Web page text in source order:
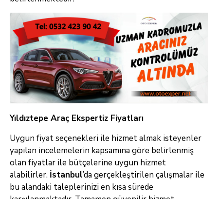
Yıldıztepe Araç Ekspertiz Fiyatları
Uygun fiyat seçenekleri ile hizmet almak isteyenler
yapılan incelemelerin kapsamına göre belirlenmiş
olan fiyatlar ile bütçelerine uygun hizmet
alabilirler. İstanbul’da gerçekleştirilen çalışmalar ile
bu alandaki taleplerinizi en kısa sürede